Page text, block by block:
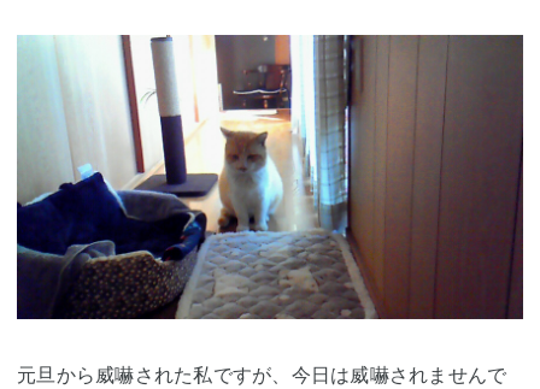
元旦から威嚇された私ですが、今日は威嚇されませんで